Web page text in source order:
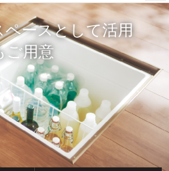
ペースとして活用
ご用意